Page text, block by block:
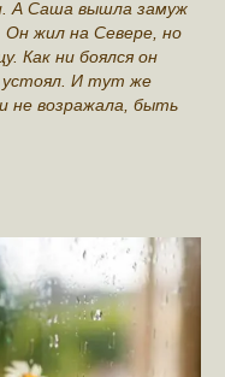
А Саша вышла замуж
жил на Севере, но
Как ни боялся он
устоял. И тут же
не возражала, быть